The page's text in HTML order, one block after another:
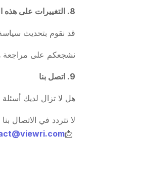
8. التغييرات على هذه السياسة
قد نقوم بتحديث
نشجعكم على مراجعة
9. اتصل بنا
هل لا تزال لديك
لا تتردد في الاتصال
📩